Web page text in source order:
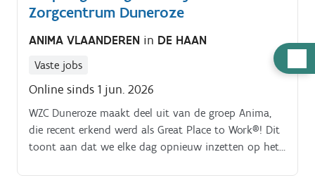
richtlijnen;bewaken en actualiseren van zorgplannen
veranderingen in gezondheid en welzijn;fungeren als
aanspreekpunt voor bewoners, familie en
dagelijkse werking;opnemen van administratieve
taken in functie van de zorgkwaliteit.
Zorgcentrum Duneroze
ANIMA VLAANDEREN in DE HAAN
Vaste jobs
Online sinds 1 jun. 2026
WZC Duneroze maakt deel uit van de groep Anima,
die recent erkend werd als Great Place to Work®! Dit
toont aan dat we elke dag opnieuw inzetten op het